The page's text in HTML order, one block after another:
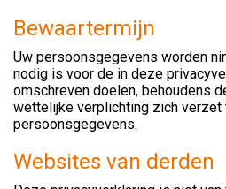
Bewaartermijn
Uw persoonsgegevens worden
nodig is voor de in deze
omschreven doelen, behoudens
wettelijke verplichting zich verzet
persoonsgegevens.
Websites van derden